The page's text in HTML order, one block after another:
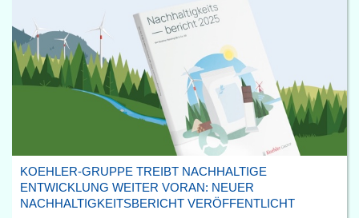
KOEHLER-GRUPPE TREIBT NACHHALTIGE
ENTWICKLUNG WEITER VORAN: NEUER
NACHHALTIGKEITSBERICHT VERÖFFENTLICHT